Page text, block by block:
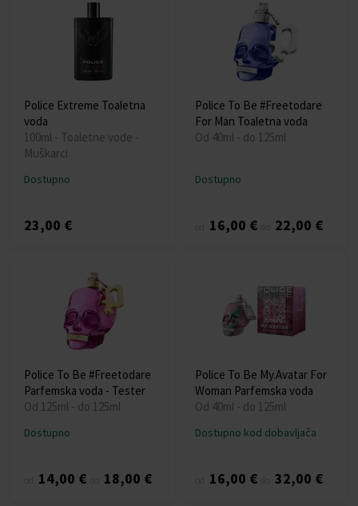
Police Extreme Toaletna
voda
100ml - Toaletne vode -
Muškarci
Dostupno
23,00 €
Police To Be #Freetodare
For Man Toaletna voda
Od 40ml - do 125ml
Dostupno
16,00 € 22,00 €
Police To Be #Freetodare
Parfemska voda - Tester
Od 125ml - do 125ml
Dostupno
14,00 € 18,00 €
Police To Be My.Avatar For
Woman Parfemska voda
Od 40ml - do 125ml
Dostupno kod dobavljača
16,00 € 32,00 €